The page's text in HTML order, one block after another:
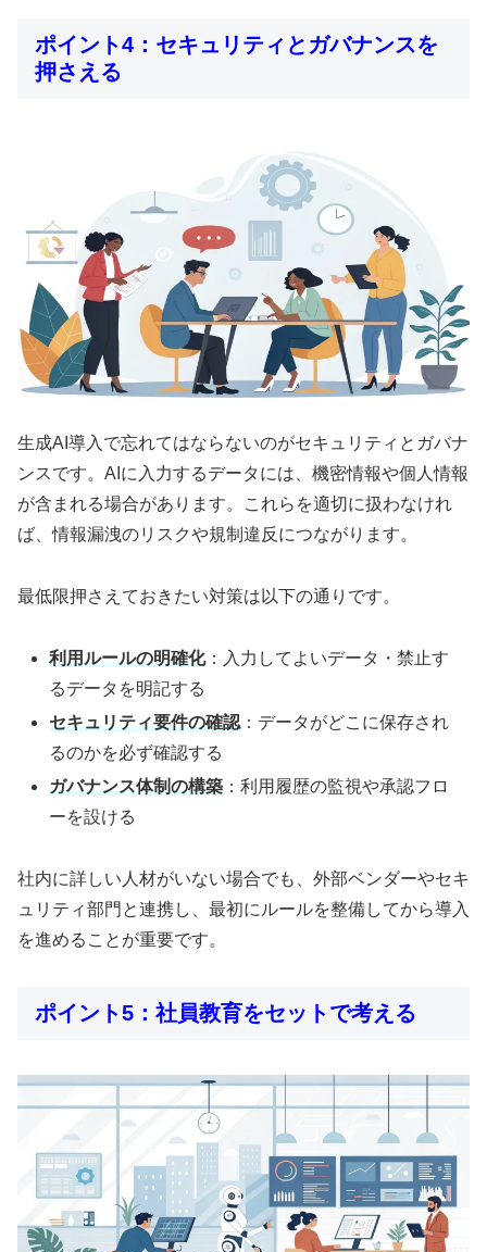
ポイント4：セキュリティとガバナンスを
押さえる
生成AI導入で忘れてはならないのがセキュリティとガバナ
ンスです。AIに入力するデータには、機密情報や個人情報
が含まれる場合があります。これらを適切に扱わなけれ
ば、情報漏洩のリスクや規制違反につながります。
最低限押さえておきたい対策は以下の通りです。
利用ルールの明確化：入力してよいデータ・禁止す
るデータを明記する
セキュリティ要件の確認 ：データがどこに保存され
るのかを必ず確認する
ガバナンス体制の構築 ：利用履歴の監視や承認フロ
ーを設ける
社内に詳しい人材がいない場合でも、外部ベンダーやセキ
ュリティ部門と連携し、最初にルールを整備してから導入
を進めることが重要です。
ポイント5：社員教育をセットで考える